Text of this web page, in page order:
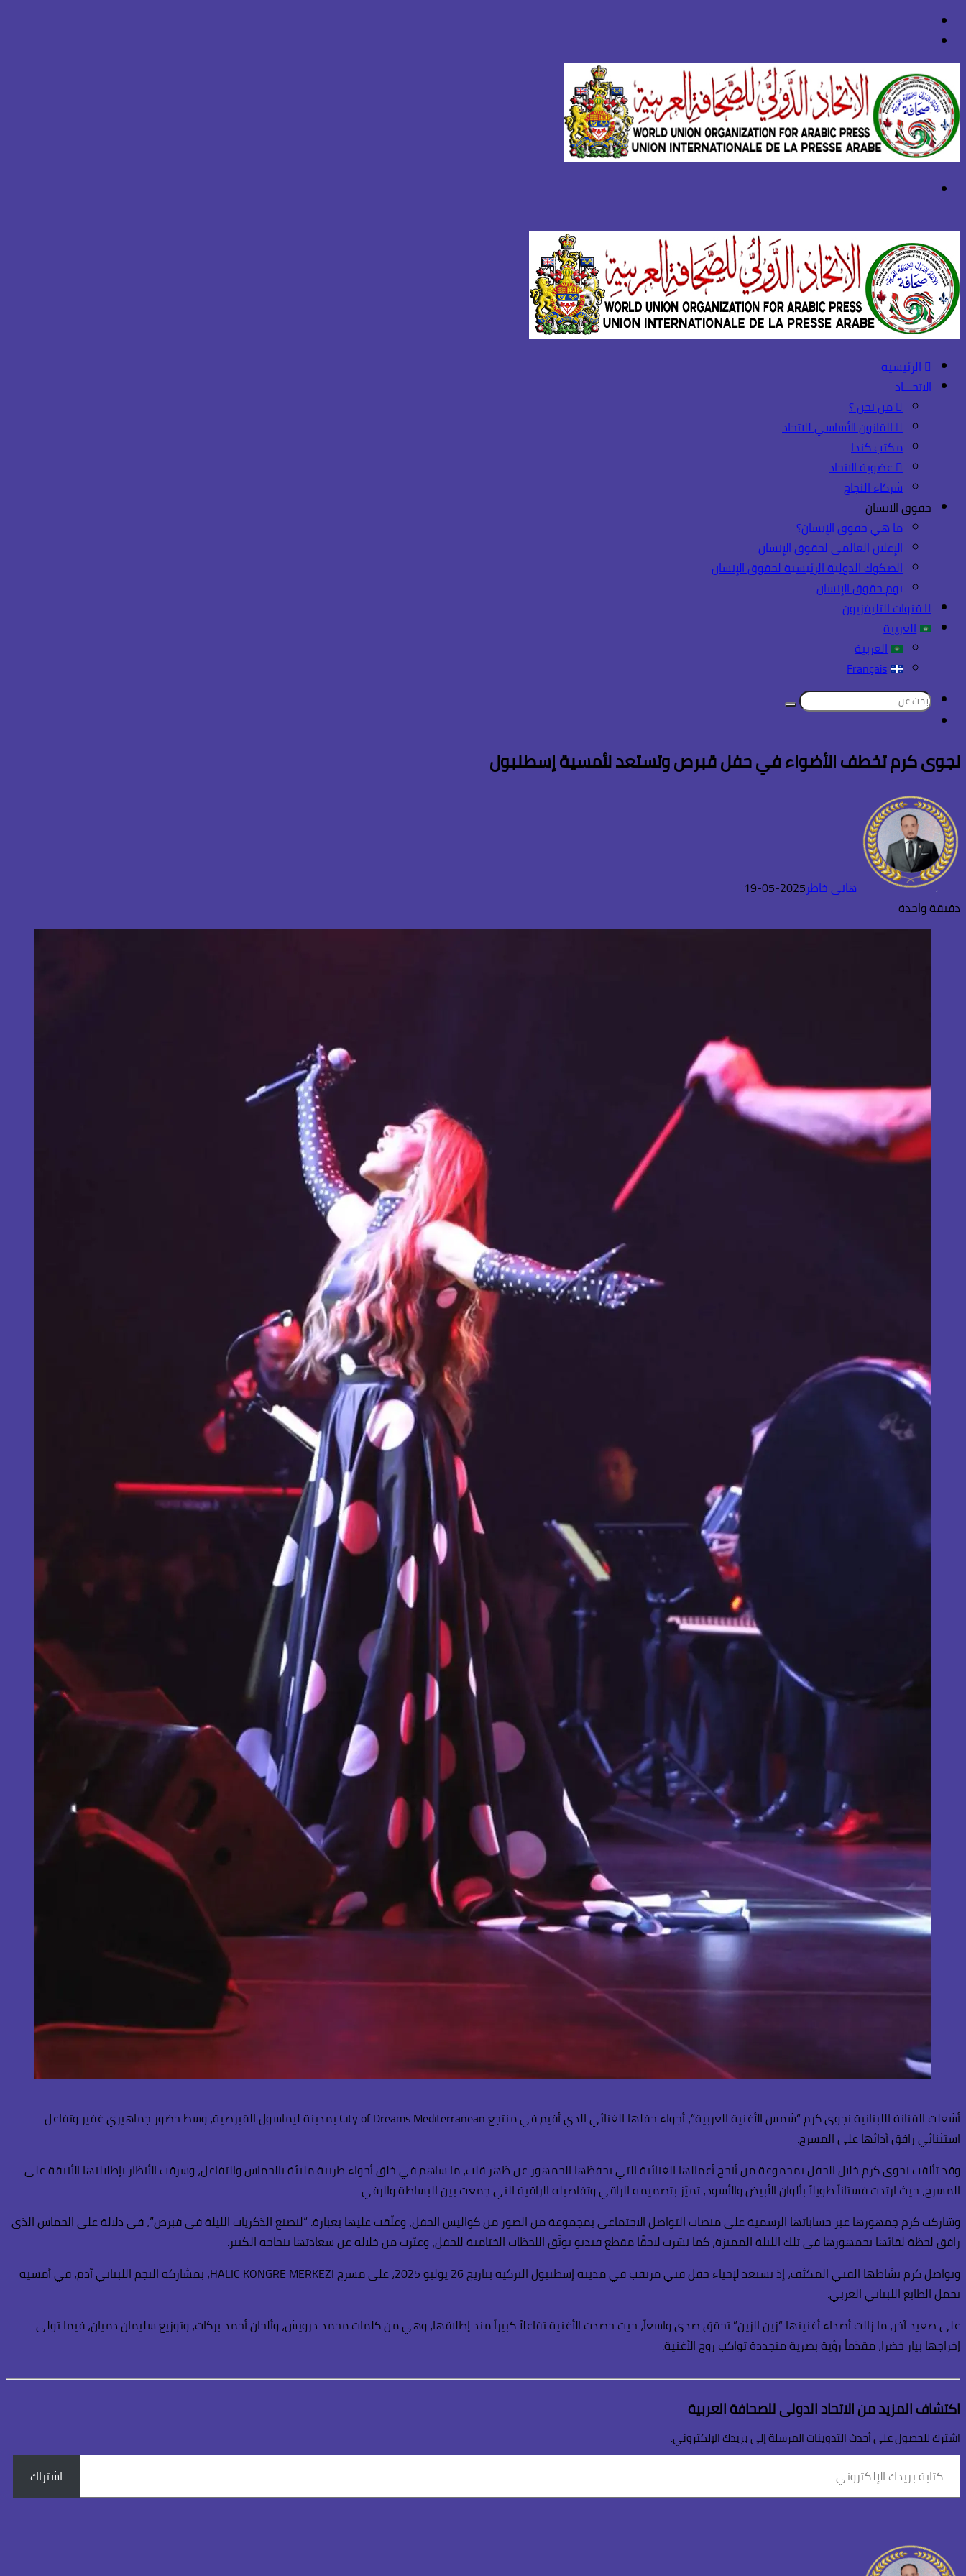
الدخول
الرئيسية
الاتحـــاد
من نحن ؟
القانون الأساسي للاتحاد
مكتب كندا
عضوية الاتحاد
شركاء النجاح
حقوق الانسان
ما هي حقوق الإنسان؟
الإعلان العالمي لحقوق الإنسان
الصكوك الدولية الرئيسية لحقوق الإنسان
يوم حقوق الإنسان
قنوات التليفزيون
العربية
العربية
Français
بحث
نجوى كرم تخطف الأضواء في حفل قبرص وتستعد لأمسية إسطنبول
هانى خاطر2025-05-19
دقيقة واحدة
أشعلت الفنانة اللبنانية نجوى كرم “شمس الأغنية العربية”، أجواء حفلها الغنائي الذي أقيم في منتجع City of Dreams Mediterranean بمدينة ليماسول القبرصية، وسط حضور جماهيري غفير وتفاعل
استثنائي رافق أدائها على المسرح.
وقد تألقت نجوى كرم خلال الحفل بمجموعة من أنجح أعمالها الغنائية التي يحفظها الجمهور عن ظهر قلب، ما ساهم في خلق أجواء طربية مليئة بالحماس والتفاعل، وسرقت الأنظار بإطلالتها الأنيقة على
المسرح، حيث ارتدت فستاناً طويلاً بألوان الأبيض والأسود، تميّز بتصميمه الراقي وتفاصيله الراقية التي جمعت بين البساطة والرقي.
وشاركت كرم جمهورها عبر حساباتها الرسمية على منصات التواصل الاجتماعي بمجموعة من الصور من كواليس الحفل، وعلّقت عليها بعبارة: “لنصنع الذكريات الليلة في قبرص”، في دلالة على الحماس الذي
رافق لحظة لقائها بجمهورها في تلك الليلة المميزة، كما نشرت لاحقًا مقطع فيديو يوثّق اللحظات الختامية للحفل، وعبّرت من خلاله عن سعادتها بنجاحه الكبير.
وتواصل كرم نشاطها الفني المكثف، إذ تستعد لإحياء حفل فني مرتقب في مدينة إسطنبول التركية بتاريخ 26 يوليو 2025، على مسرح HALIC KONGRE MERKEZI، بمشاركة النجم اللبناني آدم، في أمسية
تحمل الطابع اللبناني العربي.
على صعيد آخر، ما زالت أصداء أغنيتها “زين الزين” تحقق صدى واسعاً، حيث حصدت الأغنية تفاعلاً كبيراً منذ إطلاقها، وهي من كلمات محمد درويش، وألحان أحمد بركات، وتوزيع سليمان دميان، فيما تولى
إخراجها بيار خضرا، مقدّماً رؤية بصرية متجددة تواكب روح الأغنية.
اكتشاف المزيد من الاتحاد الدولى للصحافة العربية
اشترك للحصول على أحدث التدوينات المرسلة إلى بريدك الإلكتروني.
بريدك
الإلكتروني...
اشتراك